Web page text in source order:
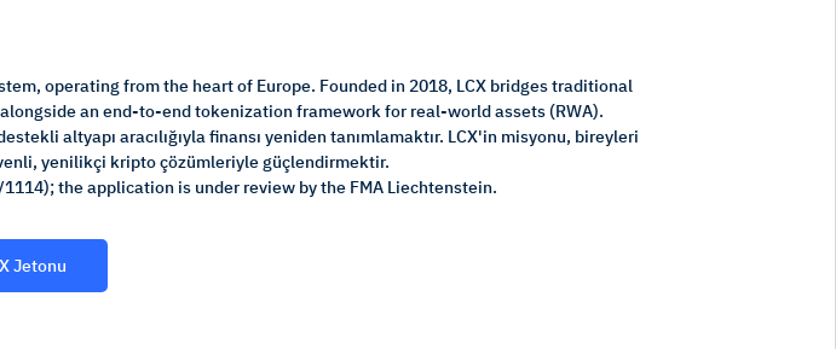
operating from the heart of Europe. Founded in 2018, LCX bridges traditional
an end-to-end tokenization framework for real-world assets (RWA).
altyapı aracılığıyla finansı yeniden tanımlamaktır. LCX'in misyonu, bireyleri
yenilikçi kripto çözümleriyle güçlendirmektir.
the application is under review by the FMA Liechtenstein.
Jetonu